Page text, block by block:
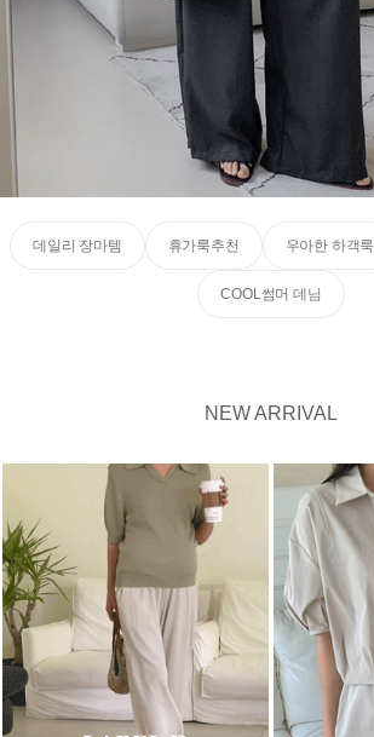
데일리 장마템 휴가룩추천 우아한 하객룩
COOL썸머 데님
NEW ARRIVAL